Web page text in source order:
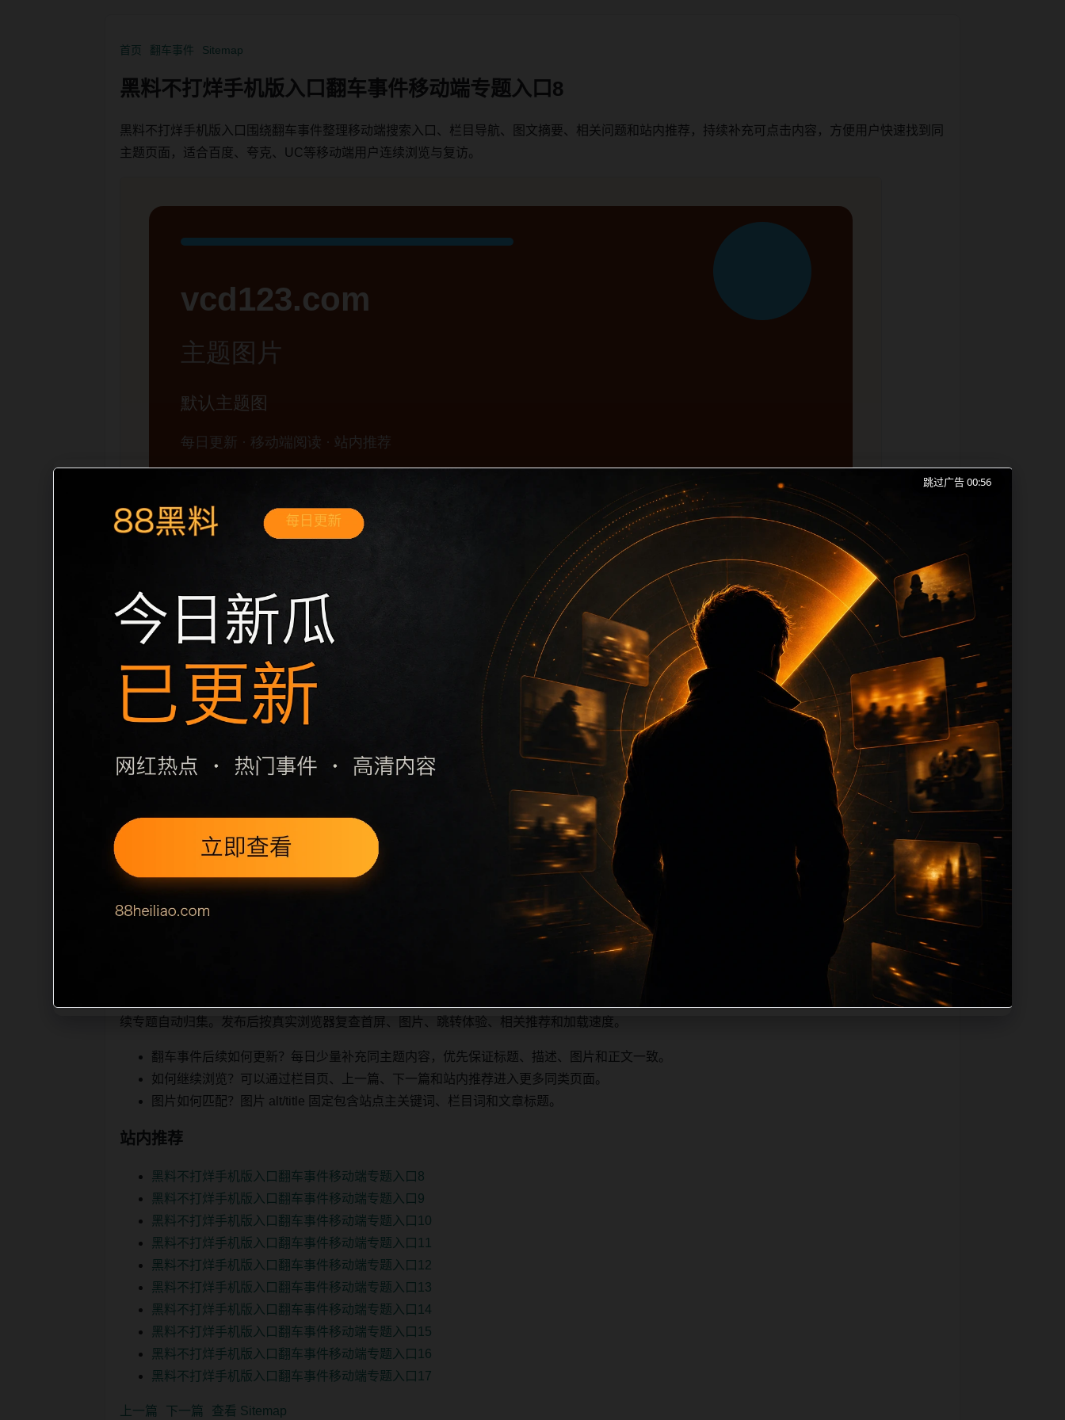
首页 翻车事件 Sitemap
黑料不打烊手机版入口翻车事件移动端专题入口8
黑料不打烊手机版入口围绕翻车事件整理移动端搜索入口、栏目导航、图文摘要、相关问题和站内推荐，持续补充可点击内容，方便用户快速找到同
主题页面，适合百度、夸克、UC等移动端用户连续浏览与复访。
黑料不打烊手机版入口翻车事件移动端专题入口8面向移动端用户的连续浏览场景整理，核心围绕黑料不打烊手机版入口、翻车事件和同类长尾需求
展开。页面先给出清晰主题，再把相关入口、同类推荐和上下文说明放在同一层级，减少用户来回搜索的成本。内容更新时优先保留真实可点击入
口、稳定标题、明确描述和本地主题图，避免只堆关键词而没有可读信息。第8篇内容用于补齐栏目深度，同时帮助 sitemap、栏目页、首页推荐形
成更自然的内链关系。图片说明统一绑定站点主关键词、栏目词和文章标题，让搜索引擎能够从标题、正文、图片 alt、title 之
栏目内容归集
间识别一致主题。后续每日采集时，建议继续执行远程图片本地化、坏图默认图兜底、标题去重和 description 长度过滤。如果同一主题下有多个相
近页面，应通过不同角度补充事件背景、访问场景、相关问题或专题入口，降低站群页面之间的重复感。页面底部保留同类推荐、上一篇下一篇和
sitemap 入口，保证重要页面点击深度尽量控制在三次以内。正文维护时可按用户搜索路径补充三类信息：入口是否稳定、同栏目还有哪些可继续阅
读、移动端打开时图片和摘要是否一致。每次新增内容后同步检查标题、description、canonical、主题图、alt、title和推荐链接，确保页面既能被搜
索引擎理解，也能让真实用户
顺着栏目继续浏览。同站连续更新时避免重复标题和重复首段，优先补充不同关键词、不同栏目词和不同问题角度。栏目页则保留清晰入口，方便后
续专题自动归集。发布后按真实浏览器复查首屏、图片、跳转体验、相关推荐和加载速度。
翻车事件后续如何更新？每日少量补充同主题内容，优先保证标题、描述、图片和正文一致。
如何继续浏览？可以通过栏目页、上一篇、下一篇和站内推荐进入更多同类页面。
图片如何匹配？图片 alt/title 固定包含站点主关键词、栏目词和文章标题。
站内推荐
黑料不打烊手机版入口翻车事件移动端专题入口8
黑料不打烊手机版入口翻车事件移动端专题入口9
黑料不打烊手机版入口翻车事件移动端专题入口10
黑料不打烊手机版入口翻车事件移动端专题入口11
黑料不打烊手机版入口翻车事件移动端专题入口12
黑料不打烊手机版入口翻车事件移动端专题入口13
黑料不打烊手机版入口翻车事件移动端专题入口14
黑料不打烊手机版入口翻车事件移动端专题入口15
黑料不打烊手机版入口翻车事件移动端专题入口16
黑料不打烊手机版入口翻车事件移动端专题入口17
上一篇 下一篇 查看 Sitemap
跳过广告 00:56